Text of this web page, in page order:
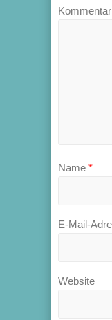
Kommentar
Name *
E-Mail-
Website